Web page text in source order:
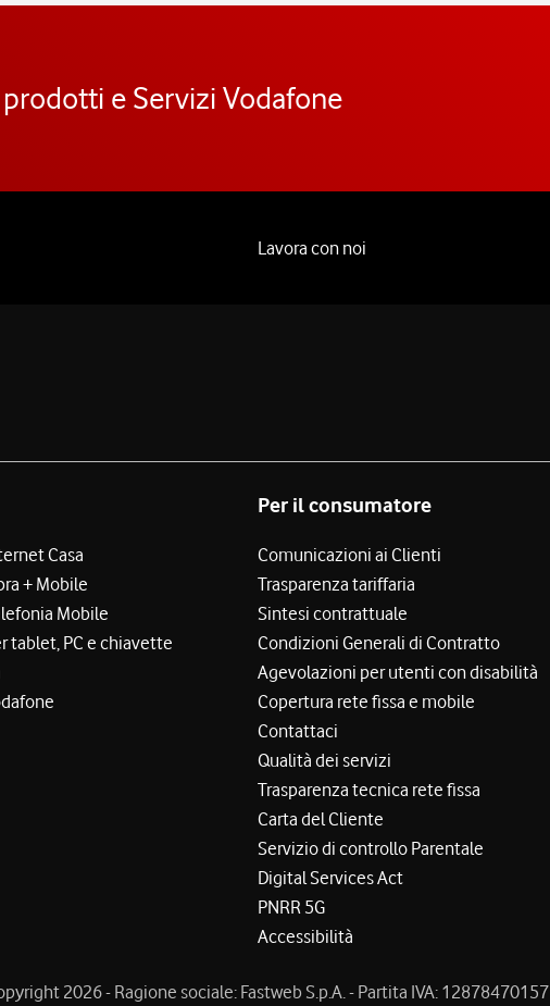
e Servizi Vodafone
Lavora con noi
Casa
+ Mobile
Mobile
tablet, PC e chiavette
Per il consumatore
Comunicazioni ai Clienti
Trasparenza tariffaria
Sintesi contrattuale
Condizioni Generali di Contratto
Agevolazioni per utenti con disabilità
Copertura rete fissa e mobile
Contattaci
Qualità dei servizi
Trasparenza tecnica rete fissa
Carta del Cliente
Servizio di controllo Parentale
Digital Services Act
PNRR 5G
Accessibilità
2026 - Ragione sociale: Fastweb S.p.A. - Partita IVA: 12878470157